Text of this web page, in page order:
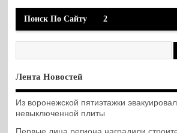
Поиск По Сайту 2
Лента Новостей
Из воронежской пятиэтажки
невыключенной плиты